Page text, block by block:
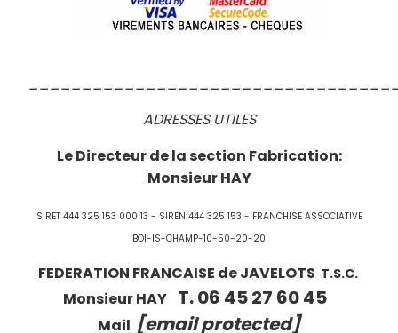
ADRESSES UTILES
Le Directeur de la section Fabrication:
Monsieur HAY
SIRET 444 325 153 000 13 - SIREN 444 325 153 - FRANCHISE ASSOCIATIVE
BOI-IS-CHAMP-10-50-20-20
FEDERATION FRANCAISE de JAVELOTS T.S.C.
Monsieur HAY T. 06 45 27 60 45
Mail [email protected]